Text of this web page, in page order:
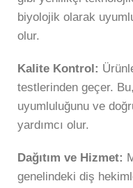
biyolojik olarak
olur.
Kalite Kontrol:
testlerinden geçer. Bu,
uyumluluğunu ve
yardımcı olur.
Dağıtım ve Hizmet:
genelindeki diş